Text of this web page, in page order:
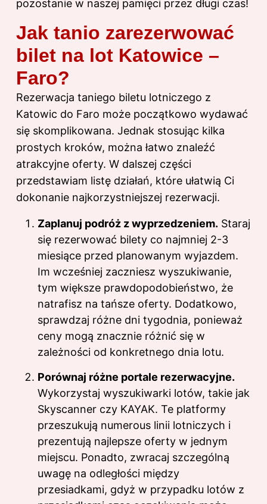
pozostanie w naszej pamięci przez długi czas!
Jak tanio zarezerwować
bilet na lot Katowice –
Faro?
Rezerwacja taniego biletu lotniczego z
Katowic do Faro może początkowo wydawać
się skomplikowana. Jednak stosując kilka
prostych kroków, można łatwo znaleźć
atrakcyjne oferty. W dalszej części
przedstawiam listę działań, które ułatwią Ci
dokonanie najkorzystniejszej rezerwacji.
Zaplanuj podróż z wyprzedzeniem. Staraj
się rezerwować bilety co najmniej 2-3
miesiące przed planowanym wyjazdem.
Im wcześniej zaczniesz wyszukiwanie,
tym większe prawdopodobieństwo, że
natrafisz na tańsze oferty. Dodatkowo,
sprawdzaj różne dni tygodnia, ponieważ
ceny mogą znacznie różnić się w
zależności od konkretnego dnia lotu.
Porównaj różne portale rezerwacyjne.
Wykorzystaj wyszukiwarki lotów, takie jak
Skyscanner czy KAYAK. Te platformy
przeszukują numerous linii lotniczych i
prezentują najlepsze oferty w jednym
miejscu. Ponadto, zwracaj szczególną
uwagę na odległości między
przesiadkami, gdyż w przypadku lotów z